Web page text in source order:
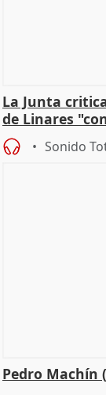
La Junta
de Linares
Sonido
Pedro Machín